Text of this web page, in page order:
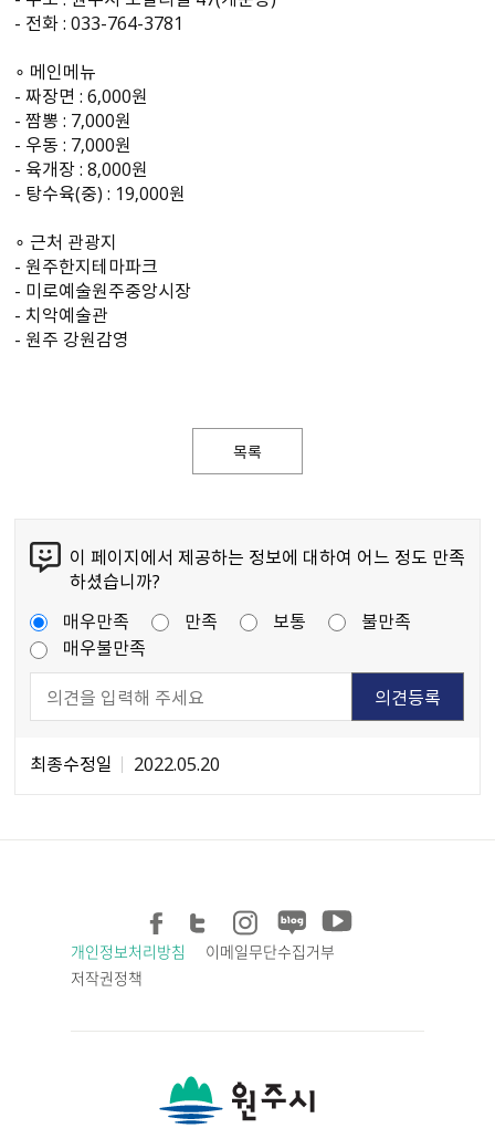
- 전화 : 033-764-3781
∘ 메인메뉴
- 짜장면 : 6,000원
- 짬뽕 : 7,000원
- 우동 : 7,000원
- 육개장 : 8,000원
- 탕수육(중) : 19,000원
∘ 근처 관광지
- 원주한지테마파크
- 미로예술원주중앙시장
- 치악예술관
- 원주 강원감영
목록
이 페이지에서 제공하는 정보에 대하여 어느 정도 만족
하셨습니까?
매우만족
만족 보통
불만족
매우불만족
최종수정일 2022.05.20
개인정보처리방침
이메일무단수집거부
저작권정책